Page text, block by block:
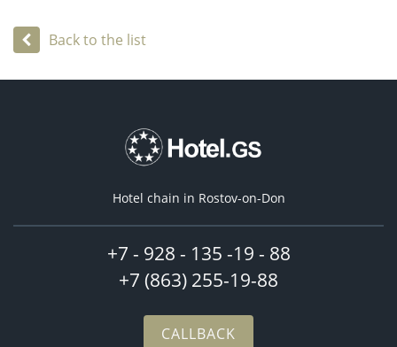
Back to the list
Hotel chain in Rostov-on-Don
+7 - 928 - 135 -19 - 88
+7 (863) 255-19-88
CALLBACK